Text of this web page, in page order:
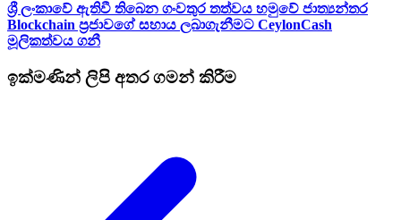
ශ්‍රී ලංකාවේ ඇතිවී තිබෙන ගංවතුර තත්වය හමුවේ ජාත්‍යන්තර
Blockchain ප්‍රජාවගේ සහාය ලබාගැනීමට CeylonCash
මූලිකත්වය ග​නී
ඉක්මණින් ලිපි අතර ගමන් කිරීම